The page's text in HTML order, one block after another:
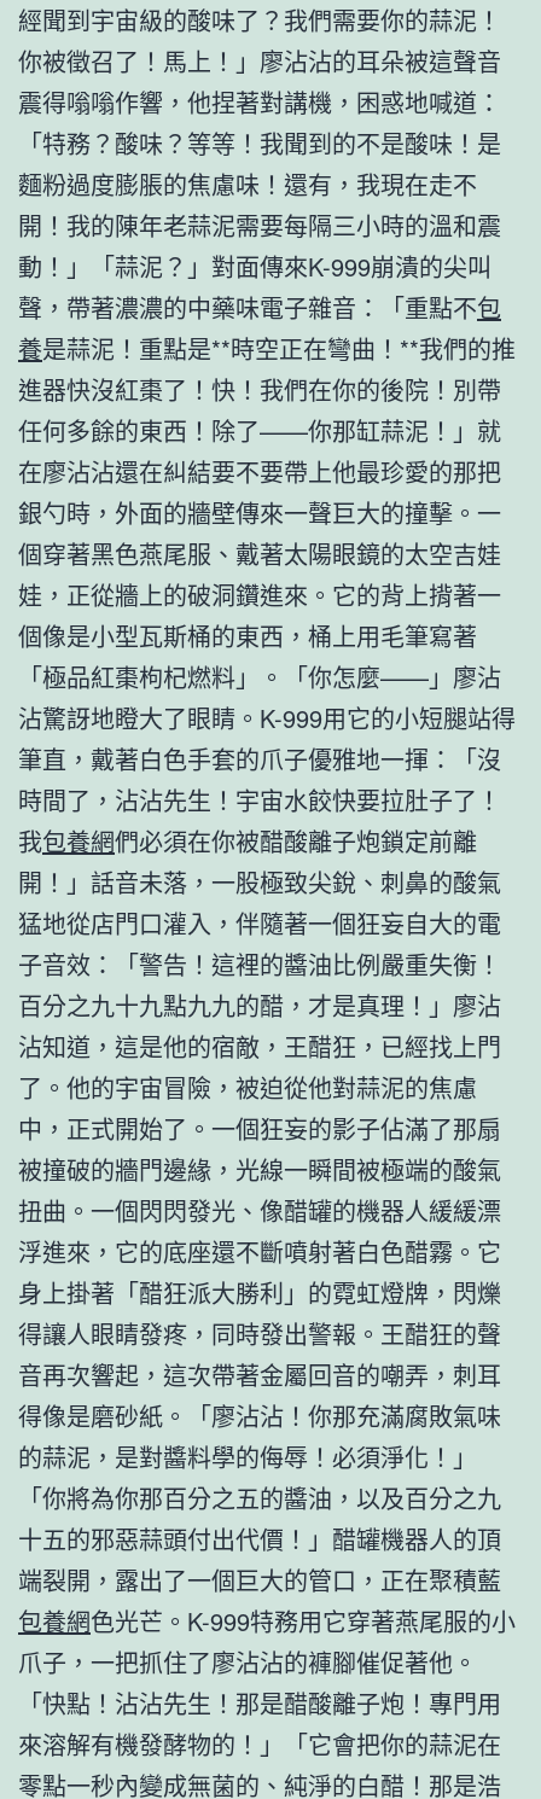
經聞到宇宙級的酸味了？我們需要你的蒜泥！
你被徵召了！馬上！」廖沾沾的耳朵被這聲音
震得嗡嗡作響，他捏著對講機，困惑地喊道：
「特務？酸味？等等！我聞到的不是酸味！是
麵粉過度膨脹的焦慮味！還有，我現在走不
開！我的陳年老蒜泥需要每隔三小時的溫和震
動！」「蒜泥？」對面傳來K-999崩潰的尖叫
聲，帶著濃濃的中藥味電子雜音：「重點不包
養是蒜泥！重點是**時空正在彎曲！**我們的推
進器快沒紅棗了！快！我們在你的後院！別帶
任何多餘的東西！除了——你那缸蒜泥！」就
在廖沾沾還在糾結要不要帶上他最珍愛的那把
銀勺時，外面的牆壁傳來一聲巨大的撞擊。一
個穿著黑色燕尾服、戴著太陽眼鏡的太空吉娃
娃，正從牆上的破洞鑽進來。它的背上揹著一
個像是小型瓦斯桶的東西，桶上用毛筆寫著
「極品紅棗枸杞燃料」。「你怎麼——」廖沾
沾驚訝地瞪大了眼睛。K-999用它的小短腿站得
筆直，戴著白色手套的爪子優雅地一揮：「沒
時間了，沾沾先生！宇宙水餃快要拉肚子了！
我包養網們必須在你被醋酸離子炮鎖定前離
開！」話音未落，一股極致尖銳、刺鼻的酸氣
猛地從店門口灌入，伴隨著一個狂妄自大的電
子音效：「警告！這裡的醬油比例嚴重失衡！
百分之九十九點九九的醋，才是真理！」廖沾
沾知道，這是他的宿敵，王醋狂，已經找上門
了。他的宇宙冒險，被迫從他對蒜泥的焦慮
中，正式開始了。一個狂妄的影子佔滿了那扇
被撞破的牆門邊緣，光線一瞬間被極端的酸氣
扭曲。一個閃閃發光、像醋罐的機器人緩緩漂
浮進來，它的底座還不斷噴射著白色醋霧。它
身上掛著「醋狂派大勝利」的霓虹燈牌，閃爍
得讓人眼睛發疼，同時發出警報。王醋狂的聲
音再次響起，這次帶著金屬回音的嘲弄，刺耳
得像是磨砂紙。「廖沾沾！你那充滿腐敗氣味
的蒜泥，是對醬料學的侮辱！必須淨化！」
「你將為你那百分之五的醬油，以及百分之九
十五的邪惡蒜頭付出代價！」醋罐機器人的頂
端裂開，露出了一個巨大的管口，正在聚積藍
包養網色光芒。K-999特務用它穿著燕尾服的小
爪子，一把抓住了廖沾沾的褲腳催促著他。
「快點！沾沾先生！那是醋酸離子炮！專門用
來溶解有機發酵物的！」「它會把你的蒜泥在
零點一秒內變成無菌的、純淨的白醋！那是浩